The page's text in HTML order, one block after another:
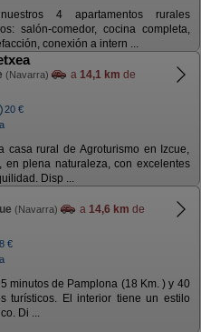
4 apartamentos rurales
salón-comedor, cocina completa,
conexión a intern ...
(Navarra) a 14,1 km de
20 €
casa rural de Agroturismo en Izcue,
en plena naturaleza, con excelentes
Disp ...
(Navarra) a 14,6 km de
€
minutos de Pamplona (18 Km. ) y 40
turísticos. El interior tiene un estilo
Di ...